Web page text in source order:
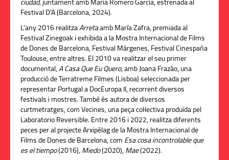
ciudad, juntament amb María Romero García, estrenada al
Festival D’A (Barcelona, 2024).
L’any 2016 realitza Arretaamb María Zafra, premiada al
Festival Zinegoak i exhibida a la Mostra Internacional de Films
de Dones de Barcelona, Festival Márgenes, Festival Cinespaña
Toulouse, entre altres. El 2010 va realitzar el seu primer
documental, A Casa Que Eu Quero, amb Joana Frazão, una
producció de Terratreme Filmes (Lisboa) seleccionada per
representar Portugal a DocEuropa II, recorrent diversos
festivals i mostres. També és autora de diversos
curtmetratges, com Vecines, una peça col·lectiva produïda pel
Laboratorio Reversible. Entre 2016 i 2022, realitza diferents
peces per al projecte Arxipèlag de la Mostra Internacional de
Films de Dones de Barcelona, com Esa cosa incontrolable que
es el tiempo(2016), Miedo(2020), Mae(2022).